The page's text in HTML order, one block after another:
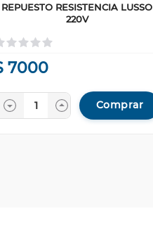
REPUESTO RESISTENCIA LUSSO
220V
7000
Comprar